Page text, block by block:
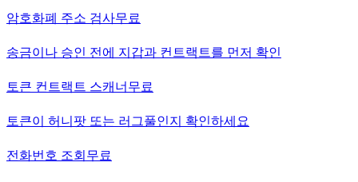
암호화폐 주소 검사무료
송금이나 승인 전에 지갑과 컨트랙트를 먼저 확인
토큰 컨트랙트 스캐너 무료
토큰이 허니팟 또는 러그풀인지 확인하세요
전화번호 조회 무료